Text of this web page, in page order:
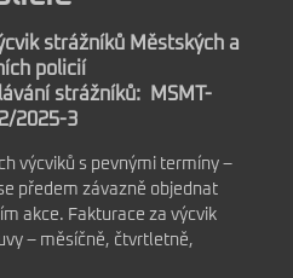
strážníků Městských a
policií
strážníků: MSMT-
2025-3
výcviků s pevnými termíny –
předem závazně objednat
akce. Fakturace za výcvik
– měsíčně, čtvrtletně,